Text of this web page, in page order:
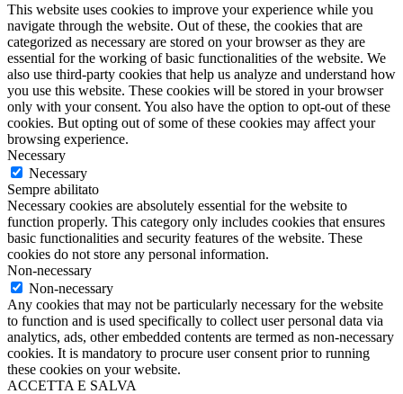
This website uses cookies to improve your experience while you
navigate through the website. Out of these, the cookies that are
categorized as necessary are stored on your browser as they are
essential for the working of basic functionalities of the website. We
also use third-party cookies that help us analyze and understand how
you use this website. These cookies will be stored in your browser
only with your consent. You also have the option to opt-out of these
cookies. But opting out of some of these cookies may affect your
browsing experience.
Necessary
Necessary
Sempre abilitato
Necessary cookies are absolutely essential for the website to
function properly. This category only includes cookies that ensures
basic functionalities and security features of the website. These
cookies do not store any personal information.
Non-necessary
Non-necessary
Any cookies that may not be particularly necessary for the website
to function and is used specifically to collect user personal data via
analytics, ads, other embedded contents are termed as non-necessary
cookies. It is mandatory to procure user consent prior to running
these cookies on your website.
ACCETTA E SALVA